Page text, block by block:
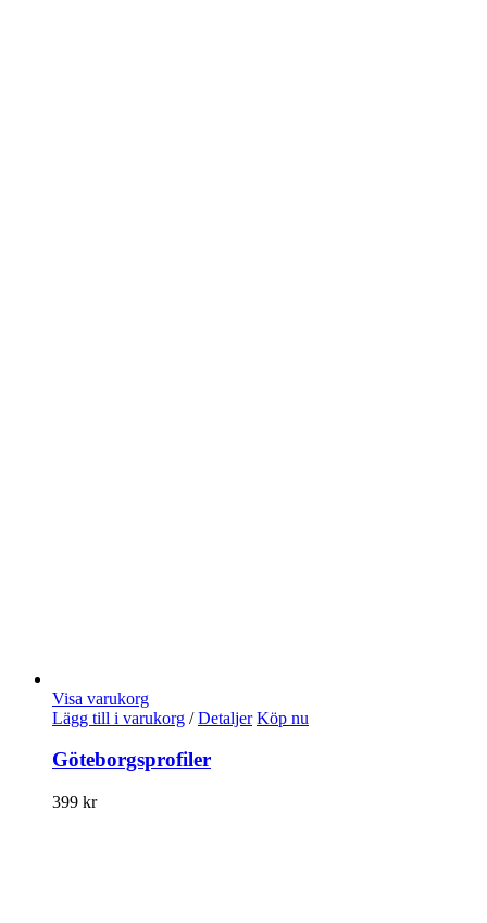
Visa varukorg
Lägg till i varukorg / Detaljer Köp nu
Göteborgsprofiler
399 kr